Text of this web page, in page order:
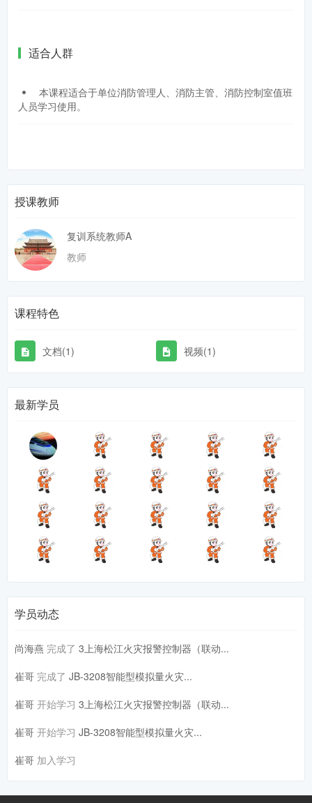
适合人群
本课程适合于单位消防管理人、消防主管、消防控制室值班
人员学习使用。
授课教师
复训系统教师A
教师
课程特色
文档(1) 视频(1)
最新学员
学员动态
尚海燕 完成了 3上海松江火灾报警控制器（联动...
崔哥 完成了 JB-3208智能型模拟量火灾...
崔哥 开始学习 3上海松江火灾报警控制器（联动...
崔哥 开始学习 JB-3208智能型模拟量火灾...
崔哥 加入学习